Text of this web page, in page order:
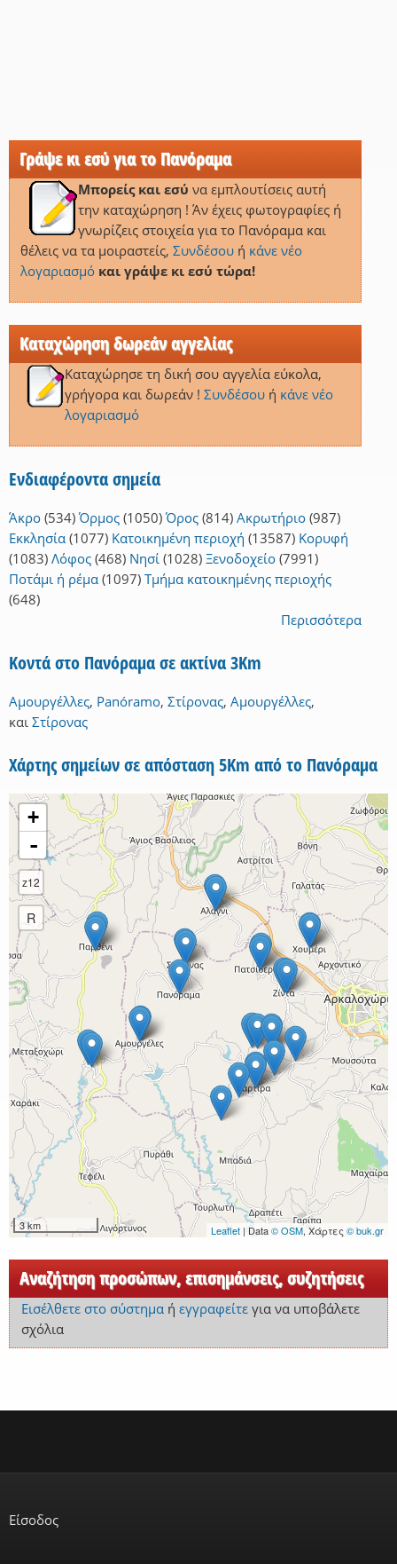
Γράψε κι εσύ για το Πανόραμα
Μπορείς και εσύ να εμπλουτίσεις αυτή
την καταχώρηση ! Άν έχεις φωτογραφίες ή
γνωρίζεις στοιχεία για το Πανόραμα και
θέλεις να τα μοιραστείς, Συνδέσουή κάνε νέο
λογαριασμό και γράψε κι εσύ τώρα!
Καταχώρηση δωρεάν αγγελίας
Καταχώρησε τη δική σου αγγελία εύκολα,
γρήγορα και δωρεάν ! Συνδέσουή κάνε νέο
λογαριασμό
Ενδιαφέροντα σημεία
Άκρο (534) Όρμος (1050) Όρος (814) Ακρωτήριο (987)
Εκκλησία (1077) Κατοικημένη περιοχή (13587) Κορυφή
(1083) Λόφος (468) Νησί (1028) Ξενοδοχείο (7991)
Ποτάμι ή ρέμα (1097) Τμήμα κατοικημένης περιοχής
(648)
Περισσότερα
Κοντά στο Πανόραμα σε ακτίνα 3Km
Αμουργέλλες, Panóramo, Στίρονας, Αμουργέλλες,
και Στίρονας
Χάρτης σημείων σε απόσταση 5Km από το Πανόραμα
+
-
z12
R
3 km Leaflet | Data© OSM, Χάρτες © buk.gr
Αναζήτηση προσώπων, επισημάνσεις, συζητήσεις
Εισέλθετε στο σύστημαή εγγραφείτεγια να υποβάλετε
σχόλια
Είσοδος